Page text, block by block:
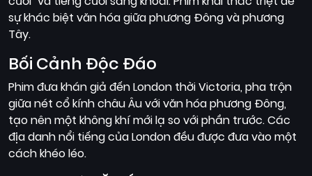
sự khác biệt văn hóa giữa phương Đông và phương
Tây.
Bối Cảnh Độc Đáo
Phim đưa khán giả đến London thời Victoria, pha trộn
giữa nét cổ kính châu Âu với văn hóa phương Đông,
tạo nên một không khí mới lạ so với phần trước. Các
địa danh nổi tiếng của London đều được đưa vào một
cách khéo léo.